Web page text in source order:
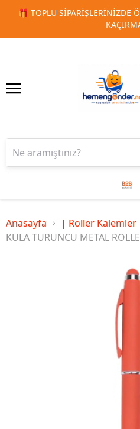
FIRSATLARINI
🚀
1
Anasayfa
| Roller Kalemler
KULA TURUNCU METAL